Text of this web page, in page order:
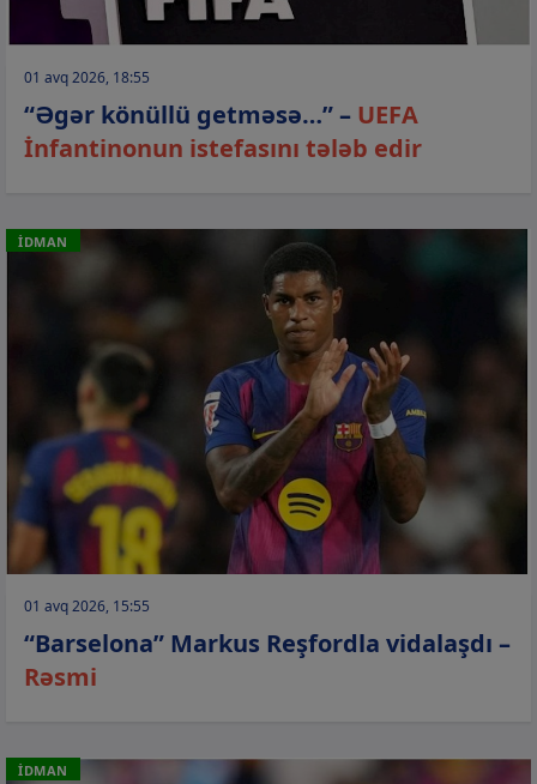
01 avq 2026, 18:55
“Əgər könüllü getməsə…” – UEFA
İnfantinonun istefasını tələb edir
İDMAN
01 avq 2026, 15:55
“Barselona” Markus Reşfordla vidalaşdı –
Rəsmi
İDMAN